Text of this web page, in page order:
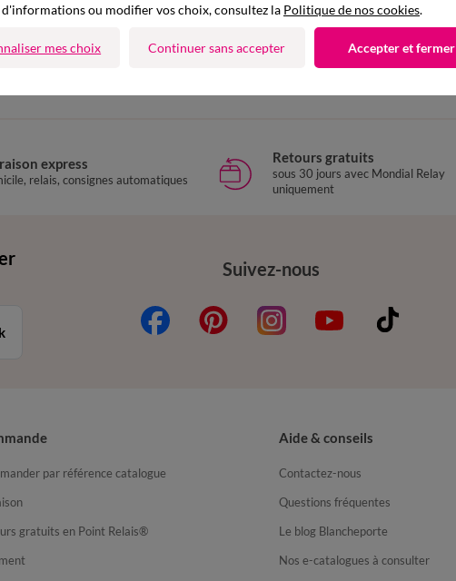
D'autres idées d'Accessoires de literie
express
relais, consignes automatiques
Retours gratuits
sous 30 jours avec Mondial Relay
uniquement
Suivez-nous
par référence catalogue
gratuits en Point Relais®
Aide & conseils
Contactez-nous
Questions fréquentes
Le blog Blancheporte
Nos e-catalogues à consulter
ou modifier vos choix, consultez la Politique de nos cookies.
mes choix Continuer sans accepter Accepter et fermer